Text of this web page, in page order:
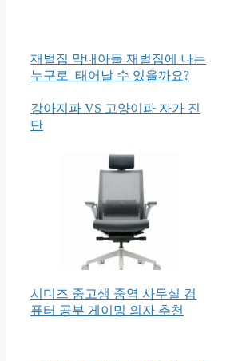
재벌집 막내아들 재벌집에 나는
누구로 태어날 수 있을까요?
강아지파 VS 고양이파 자가 진
단
시디즈 중고생 중역 사무실 컴
퓨터 공부 게이밍 의자 추천